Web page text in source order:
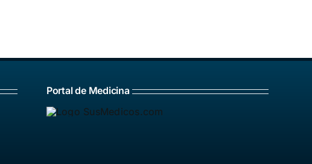
Portal de Medicina